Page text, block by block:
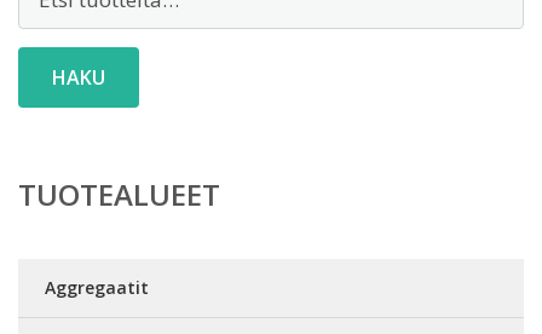
HAKU
TUOTEALUEET
Aggregaatit